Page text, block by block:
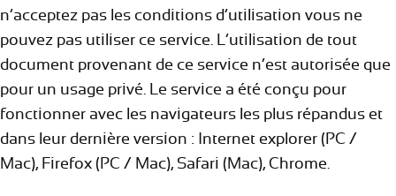
n’acceptez pas les conditions d’utilisation vous ne
pouvez pas utiliser ce service. L’utilisation de tout
document provenant de ce service n’est autorisée que
pour un usage privé. Le service a été conçu pour
fonctionner avec les navigateurs les plus répandus et
dans leur dernière version : Internet explorer (PC /
Mac), Firefox (PC / Mac), Safari (Mac), Chrome.